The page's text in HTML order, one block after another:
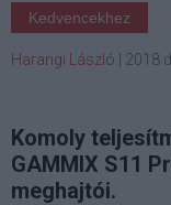
Kedvencekhez
Harangi László 2018
Komoly
GAMMIX S11
meghajtói.